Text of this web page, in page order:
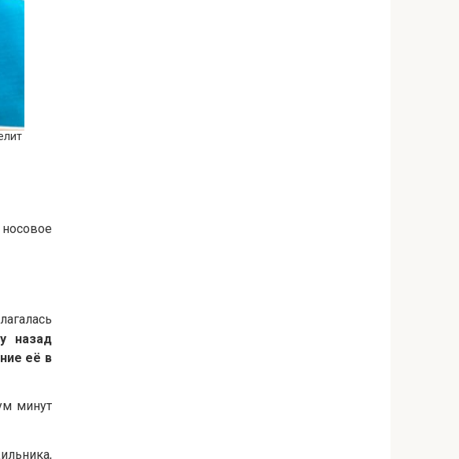
назад
её в
минут